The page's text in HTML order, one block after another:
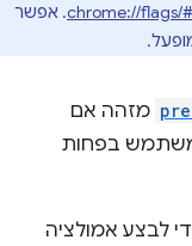
chrome://flags/. אפשר
מזהה אם
בפחות
לבצע אמולציה